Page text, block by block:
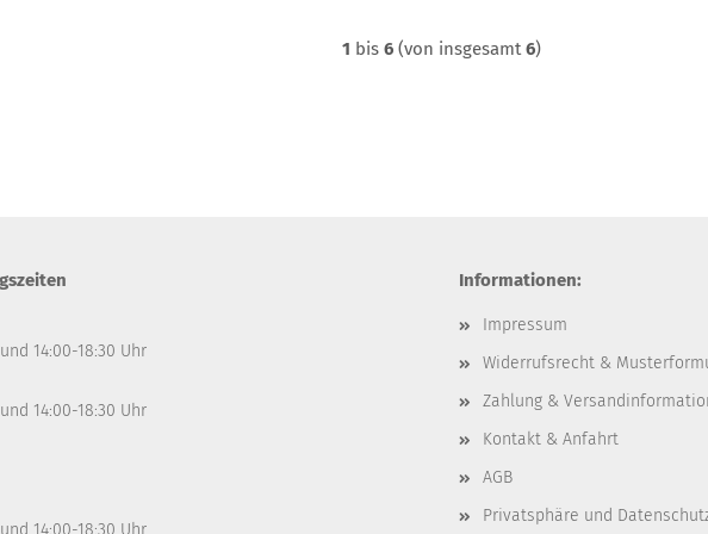
1 bis 6(von insgesamt6)
14:00-18:30 Uhr
14:00-18:30 Uhr
14:00-18:30 Uhr
Informationen:
Impressum
Widerrufsrecht &
Zahlung &
Kontakt & Anfahrt
AGB
Privatsphäre und